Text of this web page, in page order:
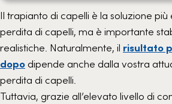
Il trapianto di capelli è la soluzione
perdita di capelli, ma è importante
realistiche. Naturalmente, il risultato
dopo dipende anche dalla vostra
perdita di capelli.
Tuttavia, grazie all’elevato livello di